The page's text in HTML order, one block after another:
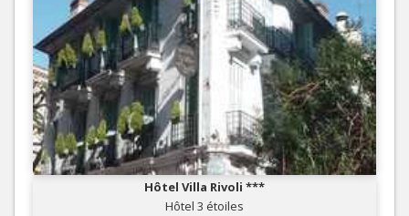
Hôtel Villa Rivoli ***
Hôtel 3 étoiles